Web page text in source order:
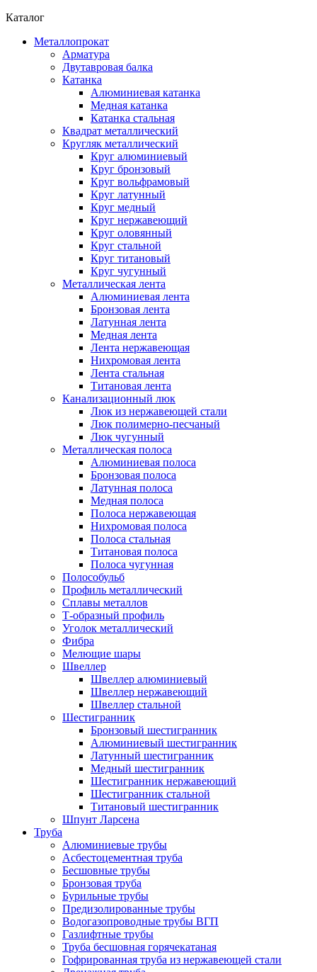
Каталог
Металлопрокат
Арматура
Двутавровая балка
Катанка
Алюминиевая катанка
Медная катанка
Катанка стальная
Квадрат металлический
Кругляк металлический
Круг алюминиевый
Круг бронзовый
Круг вольфрамовый
Круг латунный
Круг медный
Круг нержавеющий
Круг оловянный
Круг стальной
Круг титановый
Круг чугунный
Металлическая лента
Алюминиевая лента
Бронзовая лента
Латунная лента
Медная лента
Лента нержавеющая
Нихромовая лента
Лента стальная
Титановая лента
Канализационный люк
Люк из нержавеющей стали
Люк полимерно-песчаный
Люк чугунный
Металлическая полоса
Алюминиевая полоса
Бронзовая полоса
Латунная полоса
Медная полоса
Полоса нержавеющая
Нихромовая полоса
Полоса стальная
Титановая полоса
Полоса чугунная
Полособульб
Профиль металлический
Сплавы металлов
Т-образный профиль
Уголок металлический
Фибра
Мелющие шары
Швеллер
Швеллер алюминиевый
Швеллер нержавеющий
Швеллер стальной
Шестигранник
Бронзовый шестигранник
Алюминиевый шестигранник
Латунный шестигранник
Медный шестигранник
Шестигранник нержавеющий
Шестигранник стальной
Титановый шестигранник
Шпунт Ларсена
Труба
Алюминиевые трубы
Асбестоцементная труба
Бесшовные трубы
Бронзовая труба
Бурильные трубы
Предизолированные трубы
Водогазопроводные трубы ВГП
Газлифтные трубы
Труба бесшовная горячекатаная
Гофрированная труба из нержавеющей стали